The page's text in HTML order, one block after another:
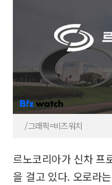
/그래픽=비즈워치
르노코리아가 신차 프
을 걸고 있다. 오로라